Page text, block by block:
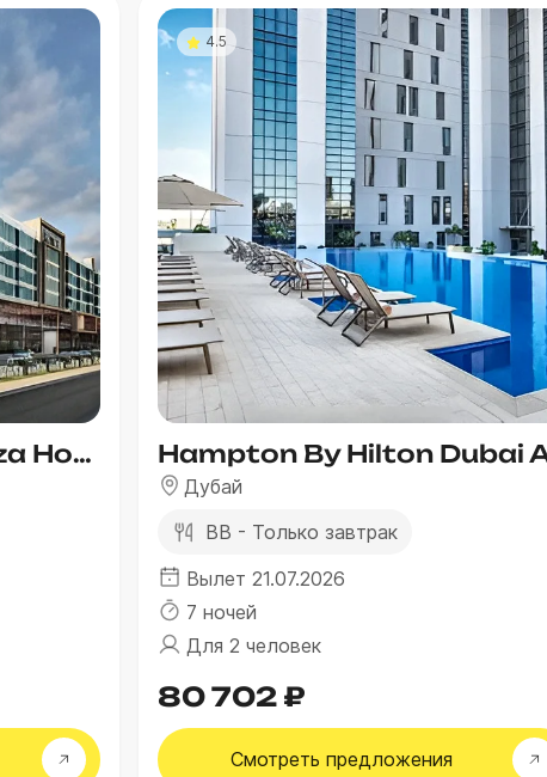
Studio m Arabian Plaza Hotel & Apt
4.5
Дубай
BB - Только завтрак
Вылет 21.07.2026
7 ночей
Для 2 человек
80 702 ₽
Смотретьпредложения